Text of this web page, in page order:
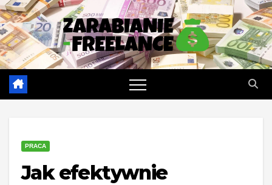
Skip
to
content
PRACA
Jak efektywnie